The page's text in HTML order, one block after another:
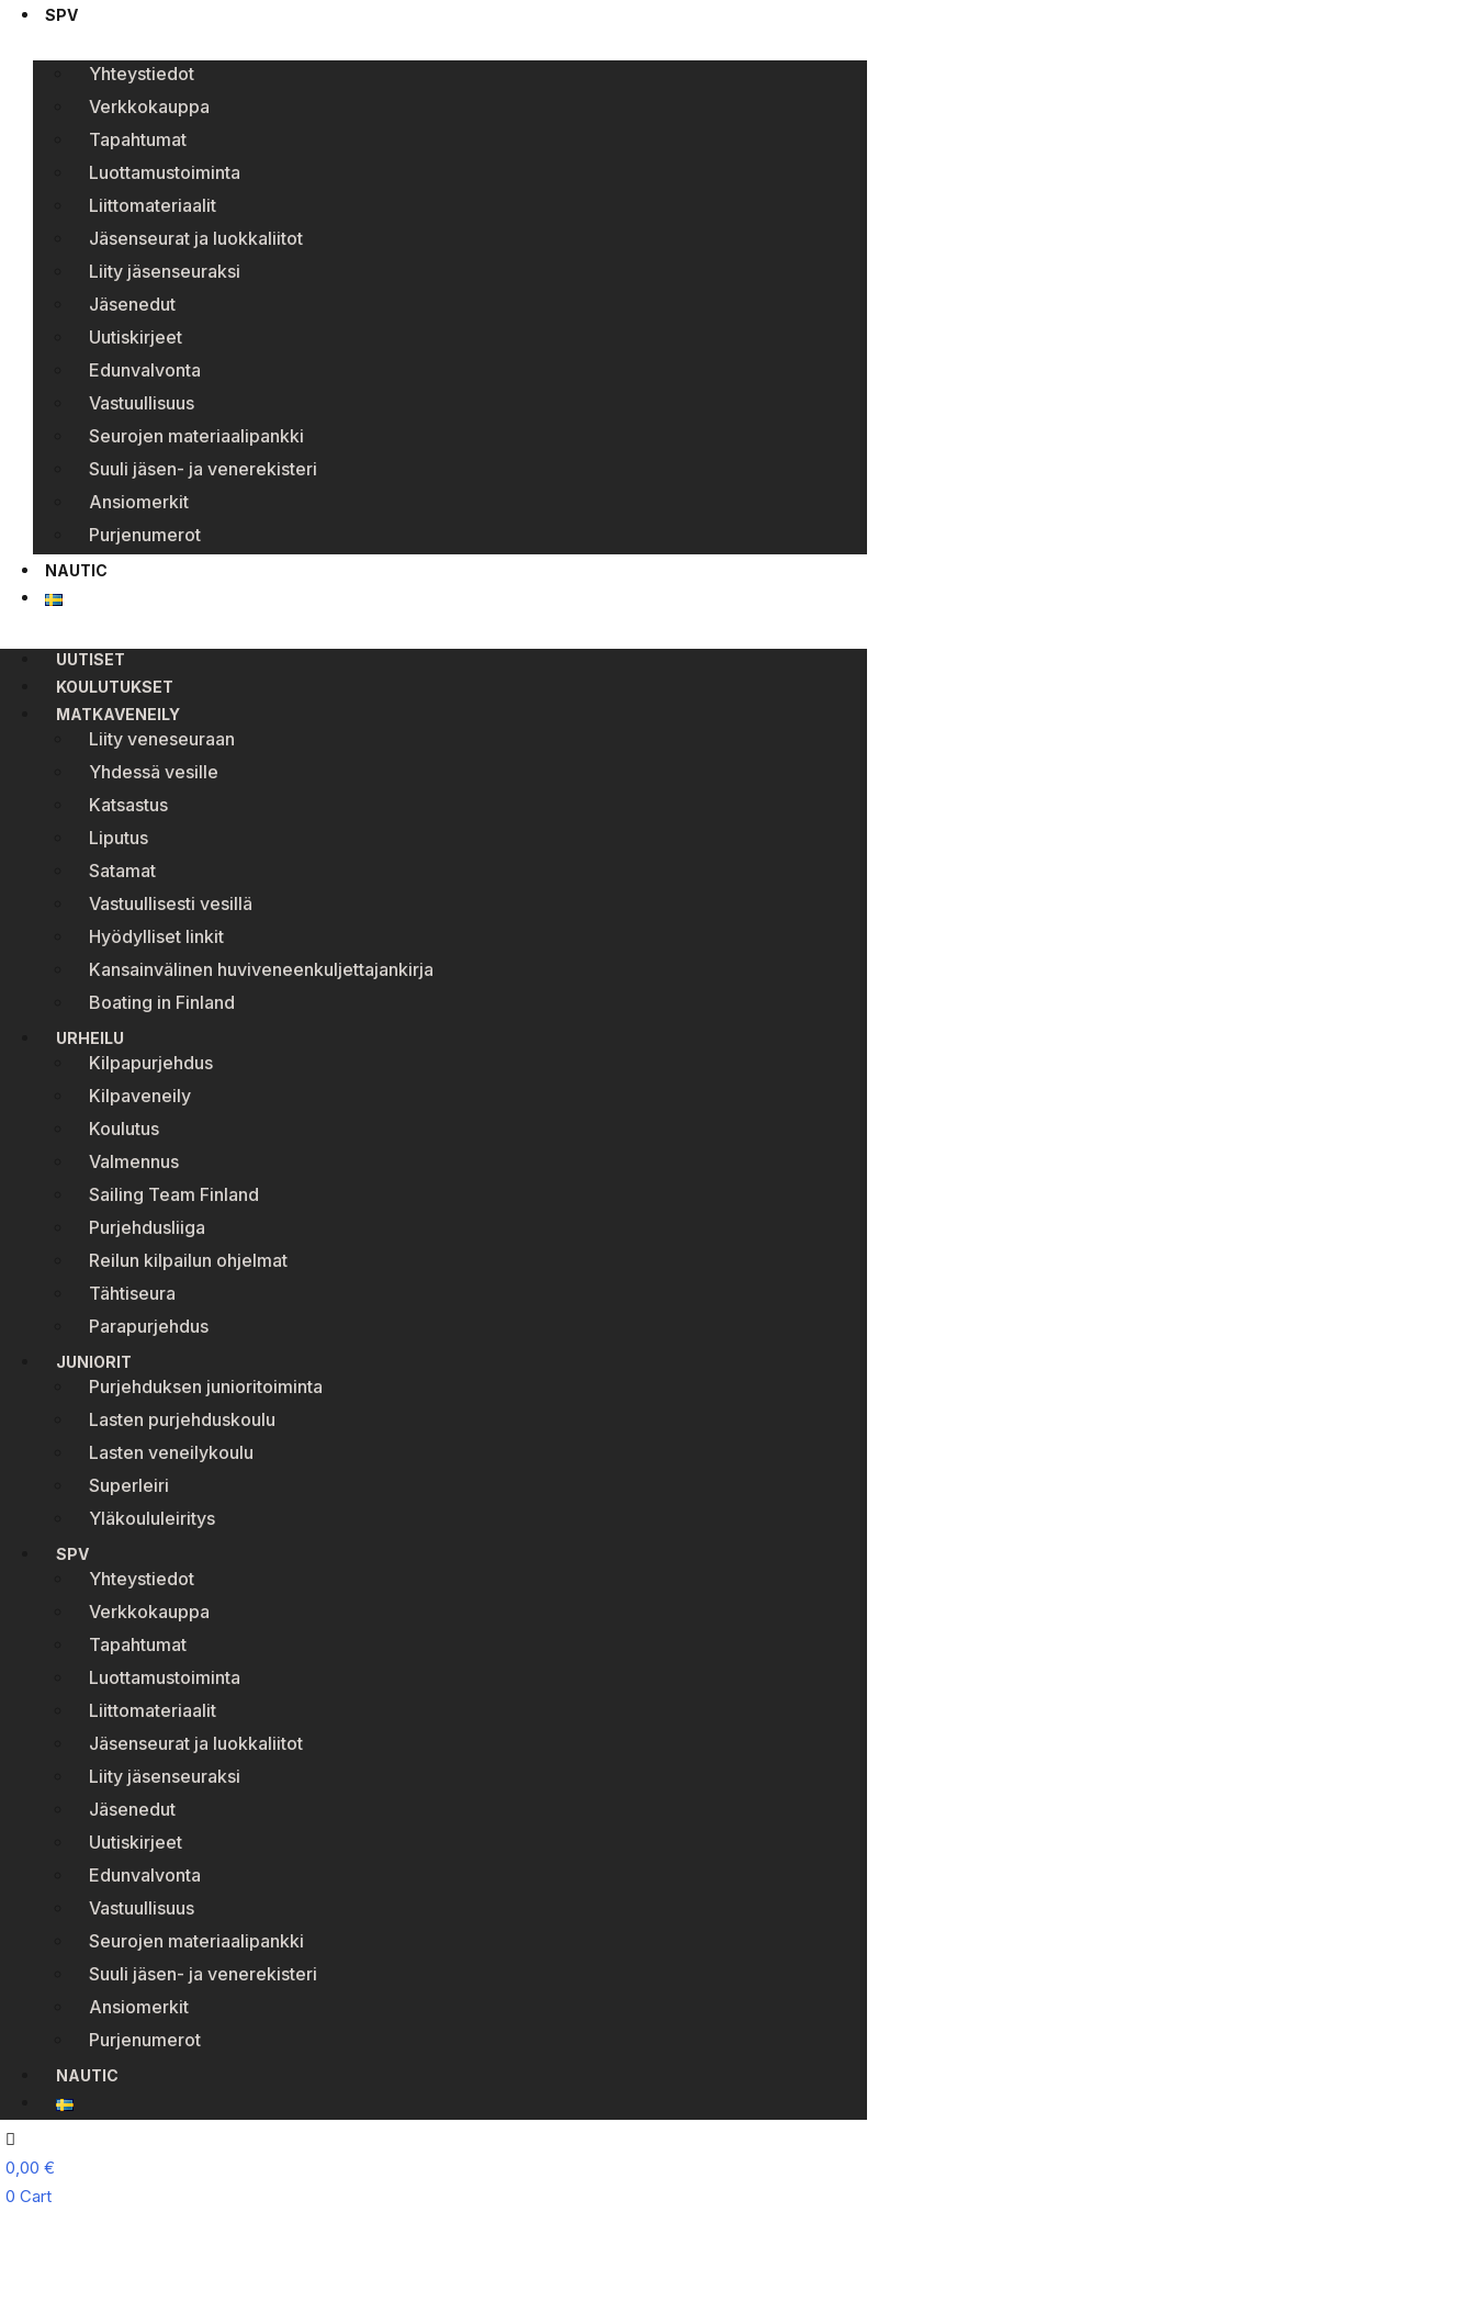
SPV
Yhteystiedot
Verkkokauppa
Tapahtumat
Luottamustoiminta
Liittomateriaalit
Jäsenseurat ja luokkaliitot
Liity jäsenseuraksi
Jäsenedut
Uutiskirjeet
Edunvalvonta
Vastuullisuus
Seurojen materiaalipankki
Suuli jäsen- ja venerekisteri
Ansiomerkit
Purjenumerot
NAUTIC
UUTISET
KOULUTUKSET
MATKAVENEILY
Liity veneseuraan
Yhdessä vesille
Katsastus
Liputus
Satamat
Vastuullisesti vesillä
Hyödylliset linkit
Kansainvälinen huviveneenkuljettajankirja
Boating in Finland
URHEILU
Kilpapurjehdus
Kilpaveneily
Koulutus
Valmennus
Sailing Team Finland
Purjehdusliiga
Reilun kilpailun ohjelmat
Tähtiseura
Parapurjehdus
JUNIORIT
Purjehduksen junioritoiminta
Lasten purjehduskoulu
Lasten veneilykoulu
Superleiri
Yläkoululeiritys
SPV
Yhteystiedot
Verkkokauppa
Tapahtumat
Luottamustoiminta
Liittomateriaalit
Jäsenseurat ja luokkaliitot
Liity jäsenseuraksi
Jäsenedut
Uutiskirjeet
Edunvalvonta
Vastuullisuus
Seurojen materiaalipankki
Suuli jäsen- ja venerekisteri
Ansiomerkit
Purjenumerot
NAUTIC
0,00 €
0 Cart